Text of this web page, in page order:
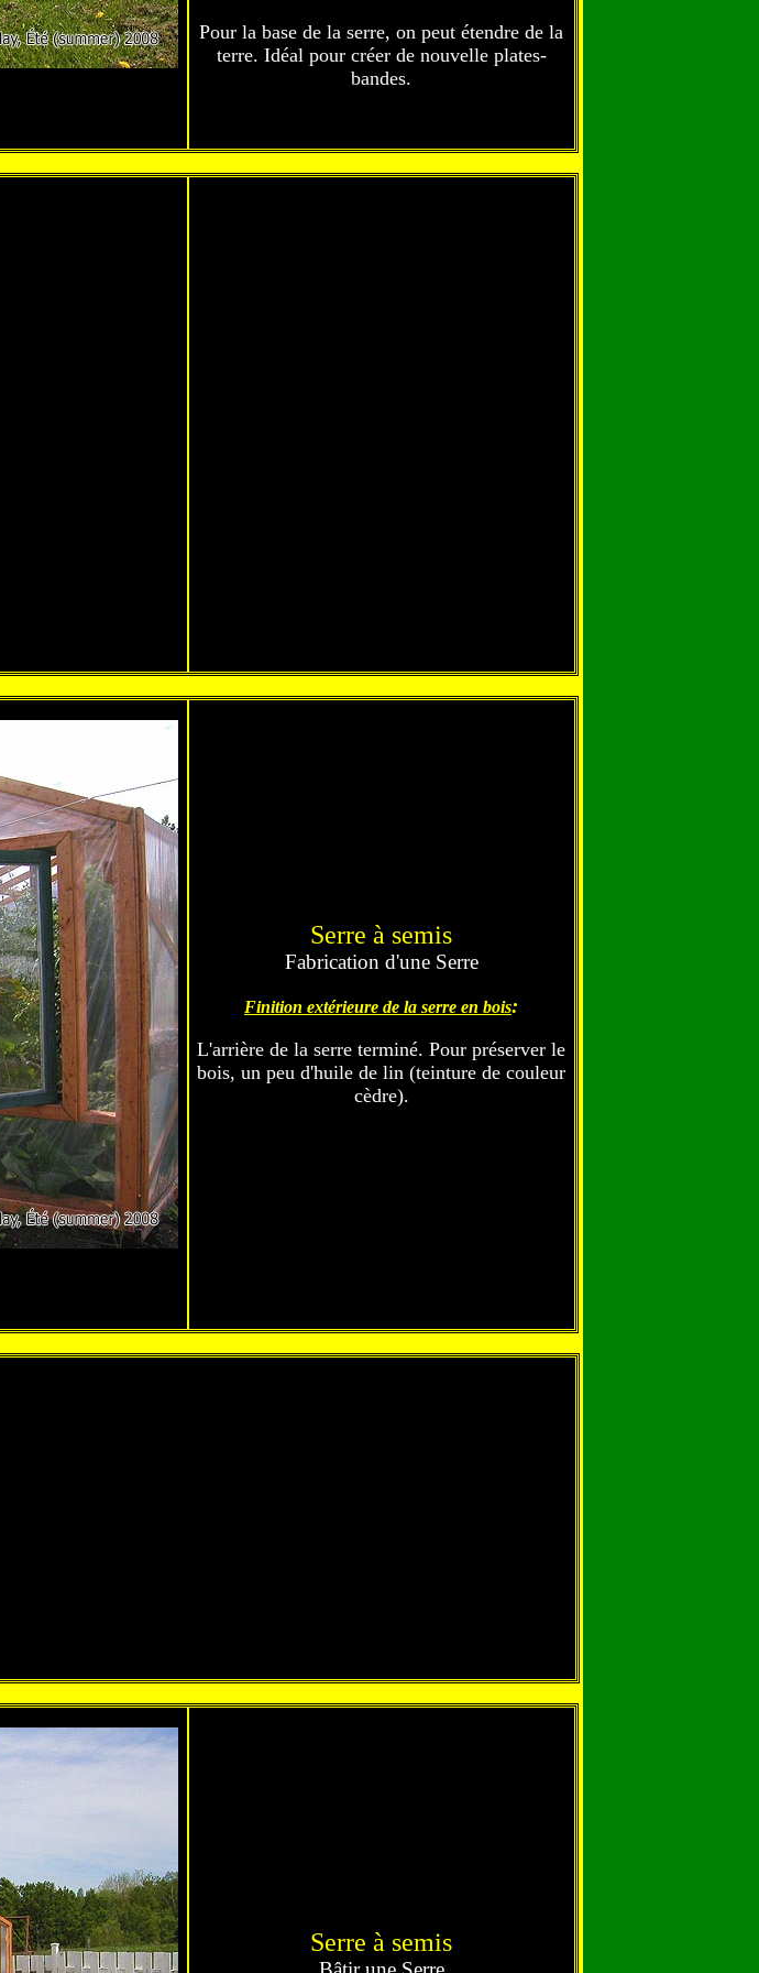
Pour la base de la serre, on peut étendre de la
terre. Idéal pour créer de nouvelle plates-
bandes.
Serre à semis
Fabrication d'une Serre
Finition extérieure de la serre en bois:
L'arrière de la serre terminé. Pour préserver le
bois, un peu d'huile de lin (teinture de couleur
cèdre).
Serre à semis